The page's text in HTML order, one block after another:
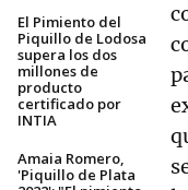
El Pimiento del
Piquillo de Lodosa
supera los dos
millones de
producto
certificado por
INTIA
Amaia Romero,
'Piquillo de Plata